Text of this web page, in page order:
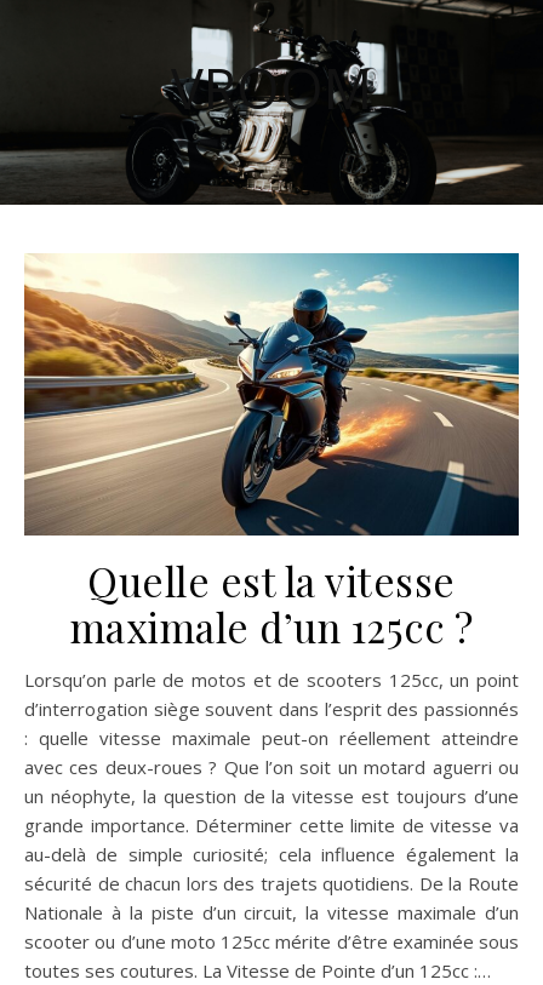
VROOM
Quelle est la vitesse
maximale d’un 125cc ?
Lorsqu’on parle de motos et de scooters 125cc, un point
d’interrogation siège souvent dans l’esprit des passionnés
: quelle vitesse maximale peut-on réellement atteindre
avec ces deux-roues ? Que l’on soit un motard aguerri ou
un néophyte, la question de la vitesse est toujours d’une
grande importance. Déterminer cette limite de vitesse va
au-delà de simple curiosité; cela influence également la
sécurité de chacun lors des trajets quotidiens. De la Route
Nationale à la piste d’un circuit, la vitesse maximale d’un
scooter ou d’une moto 125cc mérite d’être examinée sous
toutes ses coutures. La Vitesse de Pointe d’un 125cc :…